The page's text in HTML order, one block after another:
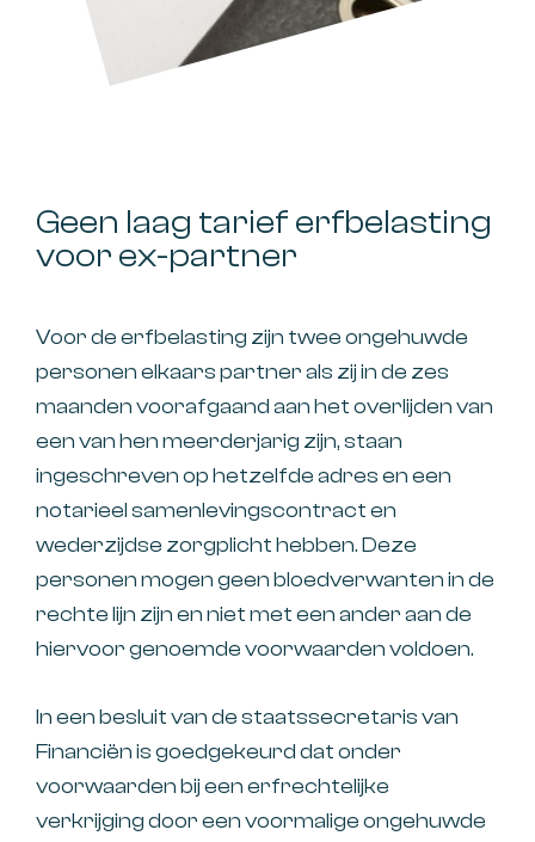
Geen laag tarief erfbelasting
voor ex-partner
Voor de erfbelasting zijn twee ongehuwde
personen elkaars partner als zij in de zes
maanden voorafgaand aan het overlijden van
een van hen meerderjarig zijn, staan
ingeschreven op hetzelfde adres en een
notarieel samenlevingscontract en
wederzijdse zorgplicht hebben. Deze
personen mogen geen bloedverwanten in de
rechte lijn zijn en niet met een ander aan de
hiervoor genoemde voorwaarden voldoen.
In een besluit van de staatssecretaris van
Financiën is goedgekeurd dat onder
voorwaarden bij een erfrechtelijke
verkrijging door een voormalige ongehuwde